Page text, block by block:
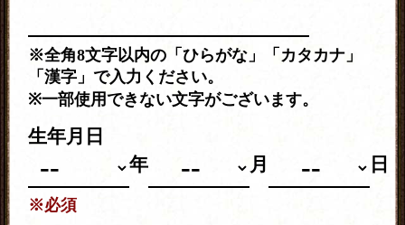
※全角8文字以内の「ひらがな」「カタカナ」
「漢字」で入力ください。
※一部使用できない文字がございます。
生年月日
年
月 日
※必須